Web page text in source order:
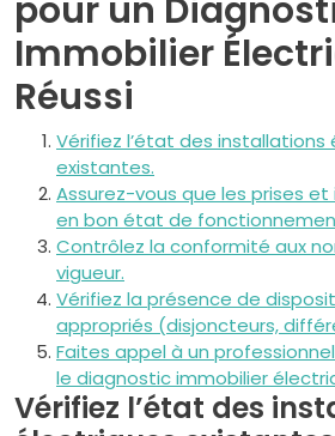
pour un
Immobilier
Réussi
Vérifiez l’état des installations
existantes.
Assurez-vous que les prises
en bon état de
Contrôlez la conformité aux
vigueur.
Vérifiez la présence de
appropriés (disjoncteurs,
Faites appel à un
le diagnostic immobilier
Vérifiez l’état des